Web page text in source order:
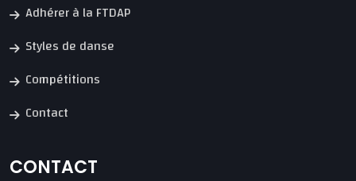
Adhérer à la FTDAP
Styles de danse
Compétitions
Contact
CONTACT